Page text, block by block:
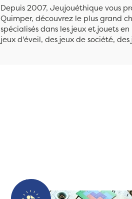
Depuis 2007, Jeujouéthique vous
Quimper, découvrez le plus grand
spécialisés dans les jeux et jouets
jeux d'éveil, des jeux de société,